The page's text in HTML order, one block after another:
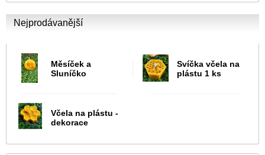
Nejprodávanější
Měsíček a
Sluníčko
Svíčka včela na
plástu 1 ks
Včela na plástu -
dekorace